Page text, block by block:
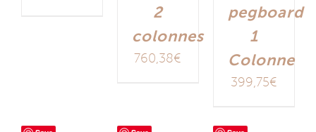
2
colonnes
760,38€
pegboard
1
Colonne
399,75€